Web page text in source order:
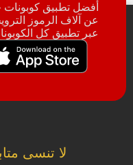
أفضل تطبيق
عن آلاف الرموز
عبر تطبيق كل
لا تنسى